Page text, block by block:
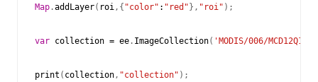
Map .addLayer( roi ,{ "color" : "red"}, "roi" );
var collection = ee . ImageCollection( 'MODIS/006/MCD12Q1'
print ( collection , "collection" );